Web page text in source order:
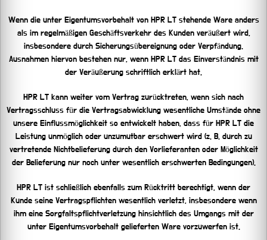
Wenn die unter Eigentumsvorbehalt von HPR LT stehende Ware anders
als im regelmäßigen Geschäftsverkehr des Kunden veräußert wird,
insbesondere durch Sicherungsübereignung oder Verpfändung.
Ausnahmen hiervon bestehen nur, wenn HPR LT das Einverständnis mit
der Veräußerung schriftlich erklärt hat.
HPR LT kann weiter vom Vertrag zurücktreten, wenn sich nach
Vertragsschluss für die Vertragsabwicklung wesentliche Umstände ohne
unsere Einflussmöglichkeit so entwickelt haben, dass für HPR LT die
Leistung unmöglich oder unzumutbar erschwert wird (z. B. durch zu
vertretende Nichtbelieferung durch den Vorlieferanten oder Möglichkeit
der Belieferung nur noch unter wesentlich erschwerten Bedingungen).
HPR LT ist schließlich ebenfalls zum Rücktritt berechtigt, wenn der
Kunde seine Vertragspflichten wesentlich verletzt, insbesondere wenn
ihm eine Sorgfaltspflichtverletzung hinsichtlich des Umgangs mit der
unter Eigentumsvorbehalt gelieferten Ware vorzuwerfen ist.